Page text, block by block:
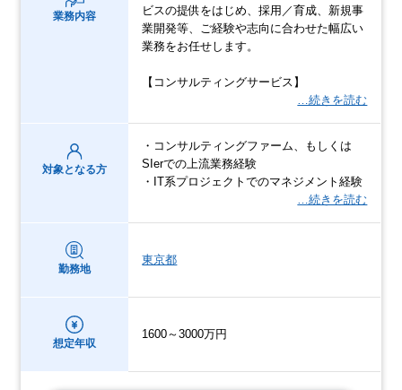
業務内容
ビスの提供をはじめ、採用／育成、新規事
業開発等、ご経験や志向に合わせた幅広い
業務をお任せします。
【コンサルティングサービス】
…続きを読む
対象となる方
・コンサルティングファーム、もしくは
SIerでの上流業務経験
・IT系プロジェクトでのマネジメント経験
…続きを読む
勤務地
東京都
想定年収
1600～3000万円